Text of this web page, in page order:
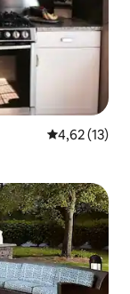
Évaluation
4,62 (13)